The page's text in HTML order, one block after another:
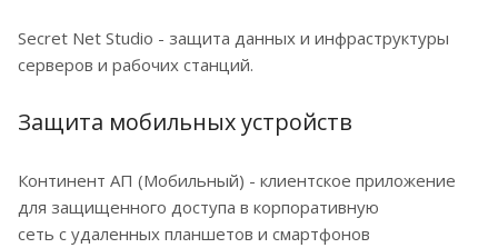
Secret Net Studio - защита данных и инфраструктуры
серверов и рабочих станций.
Защита мобильных устройств
Континент АП (Мобильный) - клиентское приложение
для защищенного доступа в корпоративную
сеть с удаленных планшетов и смартфонов